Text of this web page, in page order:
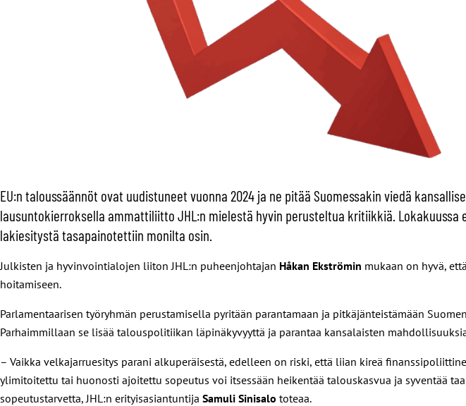
EU:n taloussäännöt ovat uudistuneet vuonna 2024 ja ne pitää Suomessakin viedä
lausuntokierroksella ammattiliitto JHL:n mielestä hyvin perusteltua kritiikkiä.
lakiesitystä tasapainotettiin monilta osin.
Julkisten ja hyvinvointialojen liiton JHL:n puheenjohtajan Håkan Ekströmin mukaan on hyvä,
hoitamiseen.
Parlamentaarisen työryhmän perustamisella pyritään parantamaan ja pitkäjänteistämään
Parhaimmillaan se lisää talouspolitiikan läpinäkyvyyttä ja parantaa kansalaisten
– Vaikka velkajarruesitys parani alkuperäisestä, edelleen on riski, että liian kireä
ylimitoitettu tai huonosti ajoitettu sopeutus voi itsessään heikentää talouskasvua ja syventää
sopeutustarvetta, JHL:n erityisasiantuntija Samuli Sinisalo toteaa.